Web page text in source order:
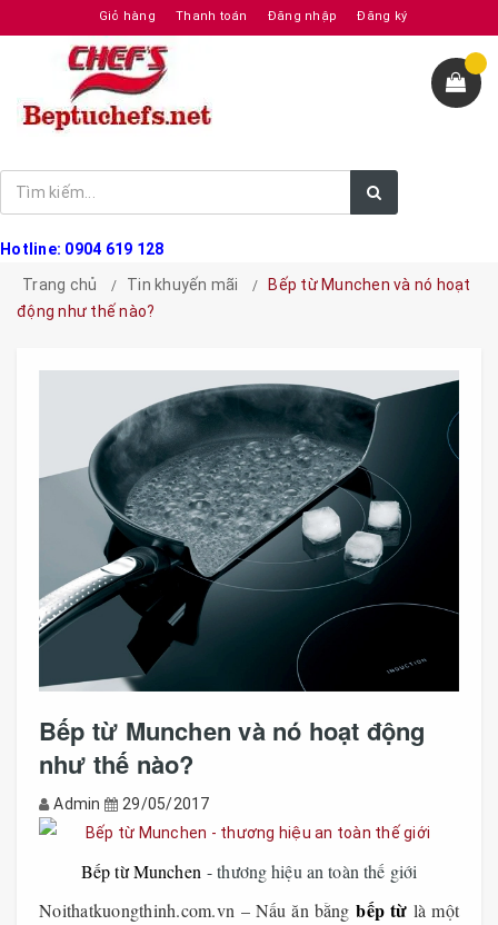
Giỏ hàng Thanh toán Đăng nhập Đăng ký
Hotline: 0904 619 128
Trang chủ
Tin khuyến mãi
Bếp từ Munchen và nó hoạt
động như thế nào?
Bếp từ Munchen và nó hoạt động
như thế nào?
Admin 29/05/2017
Bếp từ Munchen - thương hiệu an toàn thế giới
Noithatkuongthinh.com.vn – Nấu ăn bằngbếp từ là một